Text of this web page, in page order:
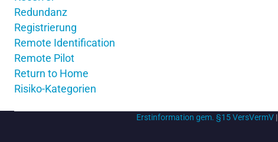
Redundanz
Registrierung
Remote Identification
Remote Pilot
Return to Home
Risiko-Kategorien
Erstinformation gem. §15 VersVermV|